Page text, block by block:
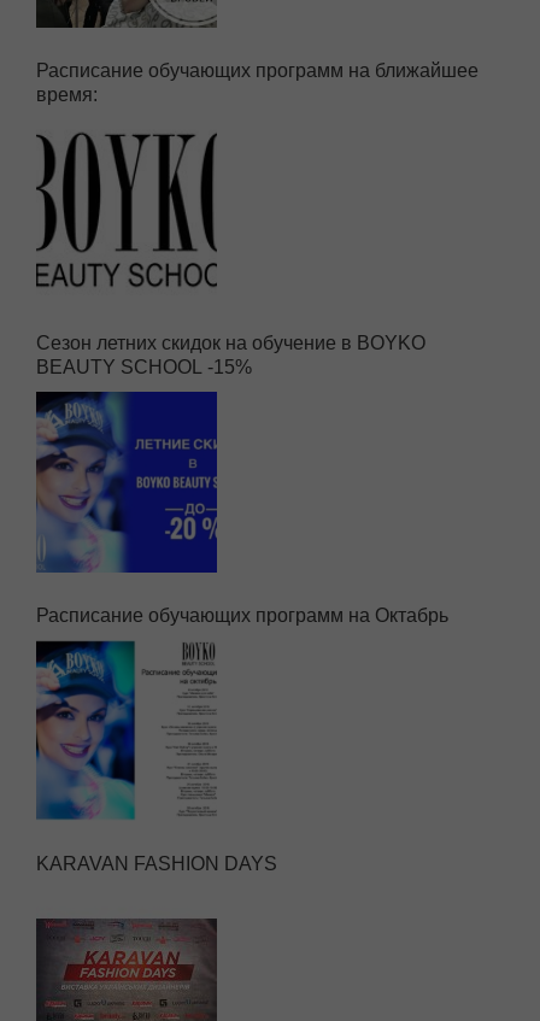
Расписание обучающих программ на ближайшее
время:
Сезон летних скидок на обучение в BOYKO
BEAUTY SCHOOL -15%
Расписание обучающих программ на Октабрь
KARAVAN FASHION DAYS